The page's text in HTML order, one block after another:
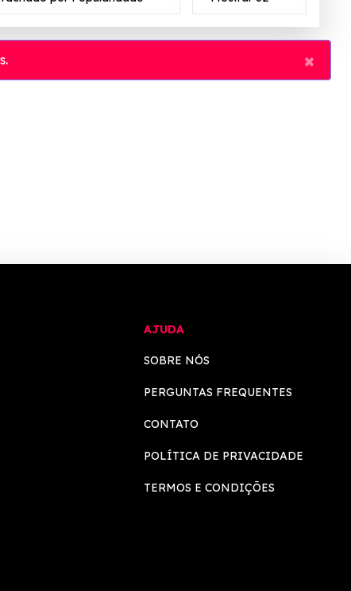
×
AJUDA
SOBRE NÓS
PERGUNTAS FREQUENTES
CONTATO
POLÍTICA DE PRIVACIDADE
TERMOS E CONDIÇÕES